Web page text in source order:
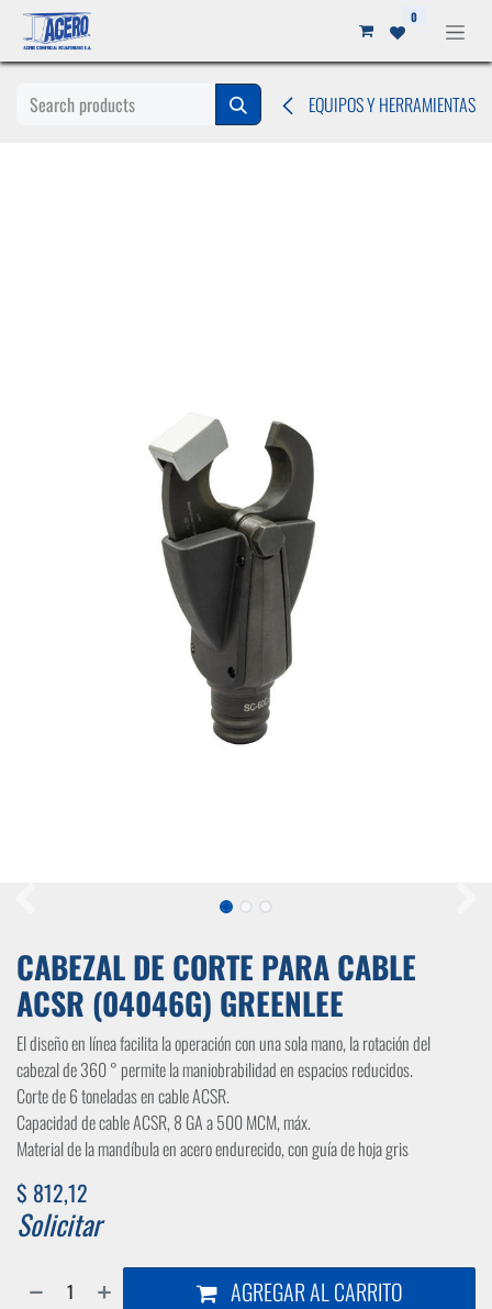
Ir al contenido 0
EQUIPOS Y HERRAMIENTAS
CABEZAL DE CORTE PARA CABLE
ACSR (04046G) GREENLEE
El diseño en línea facilita la operación con una sola mano, la rotación del
cabezal de 360 ​​° permite la maniobrabilidad en espacios reducidos.
Corte de 6 toneladas en cable ACSR.
Capacidad de cable ACSR, 8 GA a 500 MCM, máx.
Material de la mandíbula en acero endurecido, con guía de hoja gris
$ 812,12
Solicitar
AGREGAR AL CARRITO